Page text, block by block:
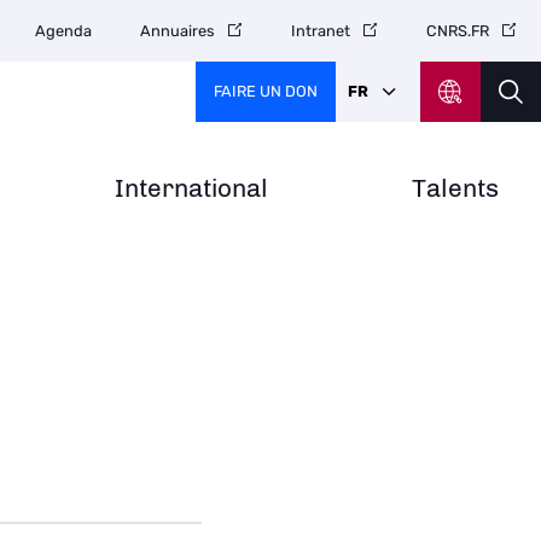
International Talents
Agenda Annuaires Intranet CNRS.FR
FAIRE UN DON FR